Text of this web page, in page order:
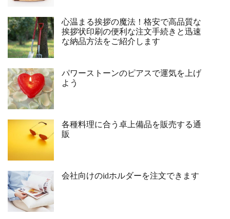
心温まる挨拶の魔法！格安で高品質な
挨拶状印刷の便利な注文手続きと迅速
な納品方法をご紹介します
パワーストーンのピアスで運気を上げ
よう
各種料理に合う卓上備品を販売する通
販
会社向けのidホルダーを注文できます